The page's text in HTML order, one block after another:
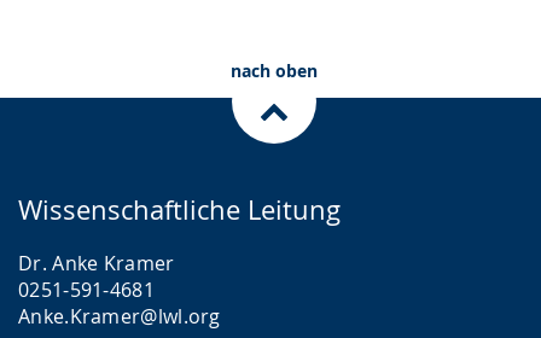
nach oben
Wissenschaftliche Leitung
Dr. Anke Kramer
0251-591-4681
Anke.Kramer@lwl.org